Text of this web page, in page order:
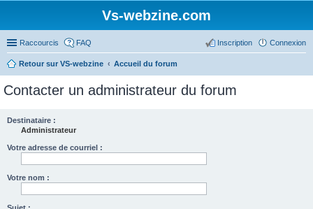
Vs-webzine.com
Raccourcis FAQ Connexion
Inscription
Retour sur VS-webzine Accueil du forum
Contacter un administrateur du forum
Destinataire :
Administrateur
Votre adresse de courriel :
Votre nom :